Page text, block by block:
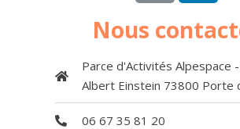
Nous
Parce d'Activités Alpespace
Albert Einstein 73800 Porte
06 67 35 81 20